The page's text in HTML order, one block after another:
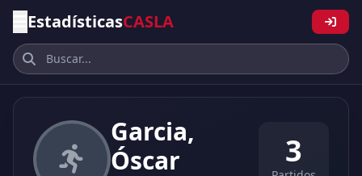
EstadísticasCASLA
Garcia,
Óscar
3